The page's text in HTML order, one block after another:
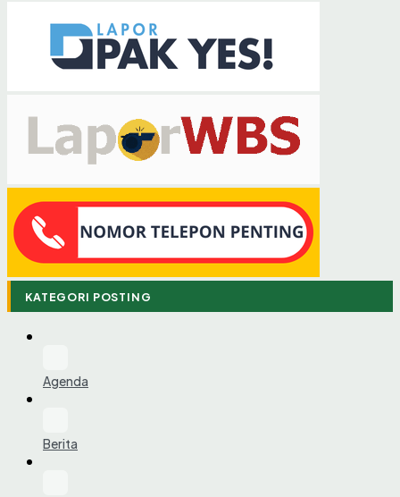
KATEGORI POSTING
Agenda
Berita